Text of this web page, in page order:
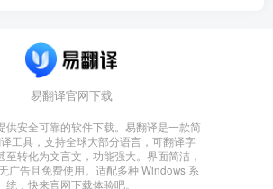
易翻译官网下载
供安全可靠的软件下载。易翻译是一款简
工具，支持全球大部分语言，可翻译字
至转化为文言文，功能强大。界面简洁，
广告且免费使用。适配多种 Windows 系
统，快来官网下载体验吧。